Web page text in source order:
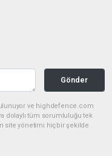
Gönder
ve highdefence.com
dolaylı tüm sorumluluğu tek
site yönetimi hiçbir şekilde